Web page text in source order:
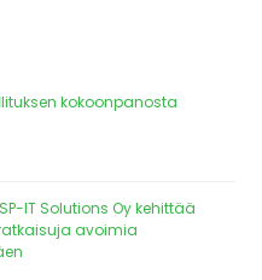
kokoonpanosta
IT Solutions Oy kehittää
avoimia